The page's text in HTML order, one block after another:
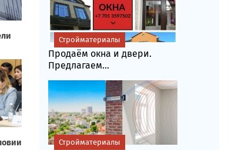
Продаём окна и двери.
Предлагаем...
Стройматериалы
Стройматериалы